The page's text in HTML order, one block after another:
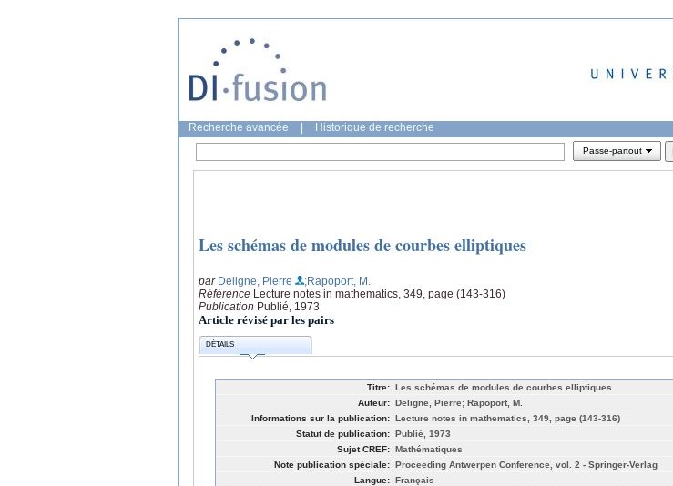
Recherche avancée Historique de recherche
Passe-partout
Les schémas de modules de courbes elliptiques
par Deligne, Pierre
;Rapoport, M.
Référence Lecture notes in mathematics, 349, page (143-316)
Publication Publié, 1973
Article révisé par les pairs
DÉTAILS
Titre: Les schémas de modules de courbes elliptiques
Auteur: Deligne, Pierre; Rapoport, M.
Informations sur la publication: Lecture notes in mathematics, 349, page (143-316)
Statut de publication: Publié, 1973
Sujet CREF: Mathématiques
Note publication spéciale: Proceeding Antwerpen Conference, vol. 2 - Springer-Verlag
Langue: Français